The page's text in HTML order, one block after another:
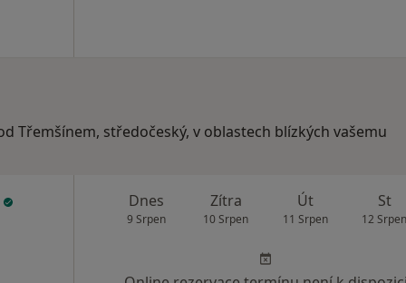
Třemšínem, středočeský, v oblastech blízkých vašemu
Dnes
9 Srpen
Zítra
10 Srpen
Út
11 Srpen
St
12